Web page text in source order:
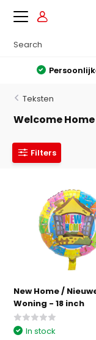
Teksten
Welcome Home
Filters
New Home /
Woning - 18 inch
In stock